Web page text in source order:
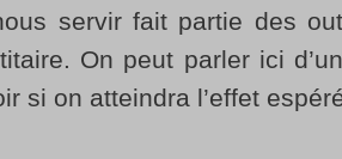
servir fait partie des
On peut parler ici
si on atteindra l’effet